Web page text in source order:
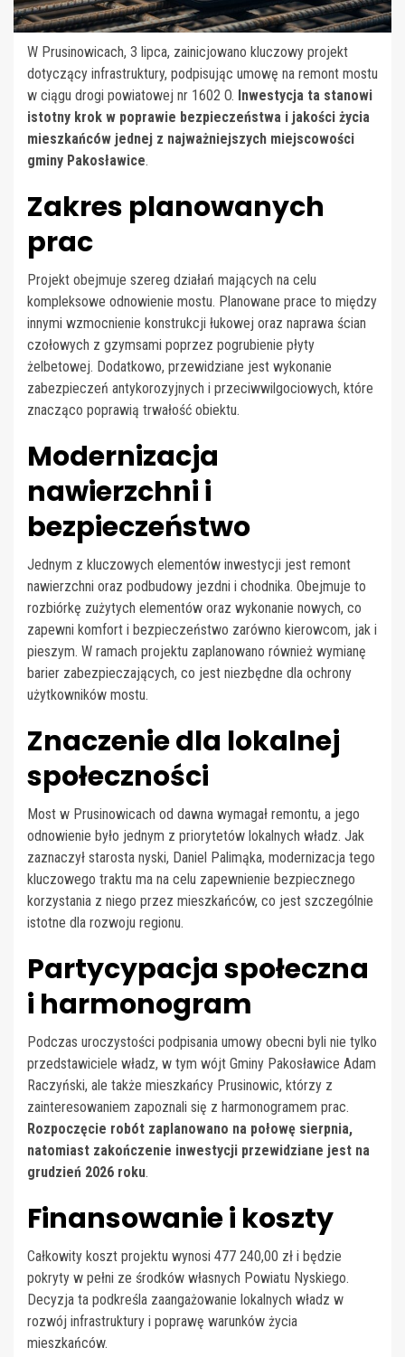
W Prusinowicach, 3 lipca, zainicjowano kluczowy projekt
dotyczący infrastruktury, podpisując umowę na remont mostu
w ciągu drogi powiatowej nr 1602 O. Inwestycja ta stanowi
istotny krok w poprawie bezpieczeństwa i jakości życia
mieszkańców jednej z najważniejszych miejscowości
gminy Pakosławice.
Zakres planowanych
prac
Projekt obejmuje szereg działań mających na celu
kompleksowe odnowienie mostu. Planowane prace to między
innymi wzmocnienie konstrukcji łukowej oraz naprawa ścian
czołowych z gzymsami poprzez pogrubienie płyty
żelbetowej. Dodatkowo, przewidziane jest wykonanie
zabezpieczeń antykorozyjnych i przeciwwilgociowych, które
znacząco poprawią trwałość obiektu.
Modernizacja
nawierzchni i
bezpieczeństwo
Jednym z kluczowych elementów inwestycji jest remont
nawierzchni oraz podbudowy jezdni i chodnika. Obejmuje to
rozbiórkę zużytych elementów oraz wykonanie nowych, co
zapewni komfort i bezpieczeństwo zarówno kierowcom, jak i
pieszym. W ramach projektu zaplanowano również wymianę
barier zabezpieczających, co jest niezbędne dla ochrony
użytkowników mostu.
Znaczenie dla lokalnej
społeczności
Most w Prusinowicach od dawna wymagał remontu, a jego
odnowienie było jednym z priorytetów lokalnych władz. Jak
zaznaczył starosta nyski, Daniel Palimąka, modernizacja tego
kluczowego traktu ma na celu zapewnienie bezpiecznego
korzystania z niego przez mieszkańców, co jest szczególnie
istotne dla rozwoju regionu.
Partycypacja społeczna
i harmonogram
Podczas uroczystości podpisania umowy obecni byli nie tylko
przedstawiciele władz, w tym wójt Gminy Pakosławice Adam
Raczyński, ale także mieszkańcy Prusinowic, którzy z
zainteresowaniem zapoznali się z harmonogramem prac.
Rozpoczęcie robót zaplanowano na połowę sierpnia,
natomiast zakończenie inwestycji przewidziane jest na
grudzień 2026 roku.
Finansowanie i koszty
Całkowity koszt projektu wynosi 477 240,00 zł i będzie
pokryty w pełni ze środków własnych Powiatu Nyskiego.
Decyzja ta podkreśla zaangażowanie lokalnych władz w
rozwój infrastruktury i poprawę warunków życia
mieszkańców.